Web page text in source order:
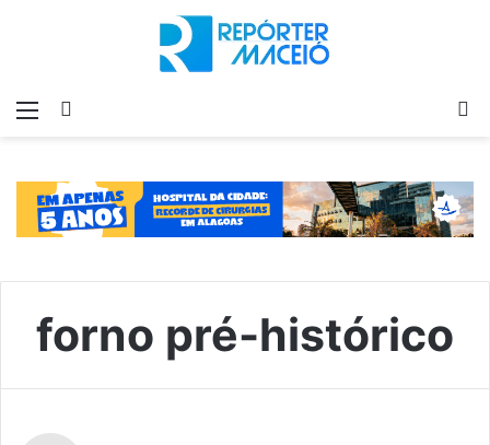
Menu
forno pré-histórico